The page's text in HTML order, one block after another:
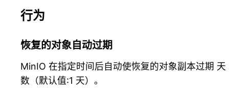
行为
恢复的对象自动过期
MinIO 在指定时间后自动使恢复的对象副本过期 天
数（默认值:1 天）。